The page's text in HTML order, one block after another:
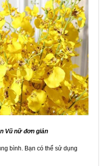
Vũ nữ đơn giản
bình. Bạn có thể sử dụng